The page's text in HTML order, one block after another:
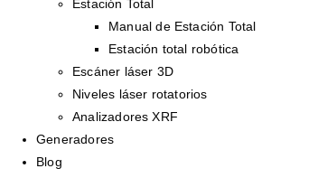
Estación Total
Manual de Estación Total
Estación total robótica
Escáner láser 3D
Niveles láser rotatorios
Analizadores XRF
Generadores
Blog